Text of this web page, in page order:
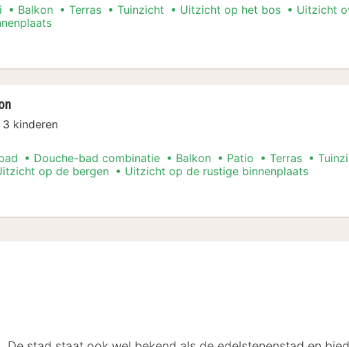
Balkon Terras Tuinzicht Uitzicht op het bos
Uitzicht
3 kinderen
Douche-bad combinatie Balkon Patio Terras
op de bergen Uitzicht op de rustige binnenplaats